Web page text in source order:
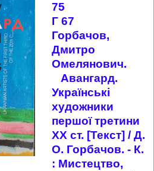
75
Г 67
Горбачов,
Дмитро
Омелянович.
Авангард.
Українські
художники
першої третини
XX ст. [Текст] / Д.
О. Горбачов. - К.
: Мистецтво,